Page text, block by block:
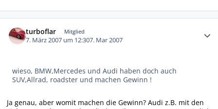
turboflar Mitglied
7. März 2007 um 12:307. Mar 2007
wieso, BMW,Mercedes und Audi haben doch auch
SUV,Allrad, roadster und machen Gewinn !
Ja genau, aber womit machen die Gewinn? Audi z.B. mit den